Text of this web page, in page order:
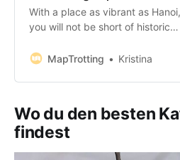
With a place as vibrant as Hanoi,
you will not be short of historic
museums to visit, dramatic shows
to admire. With vast history and
easy to fall in love with.
Some of the
MapTrotting Kristina
Wo du den besten
findest